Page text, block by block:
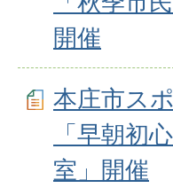
開催
本庄市ス
「早朝初
室」開催